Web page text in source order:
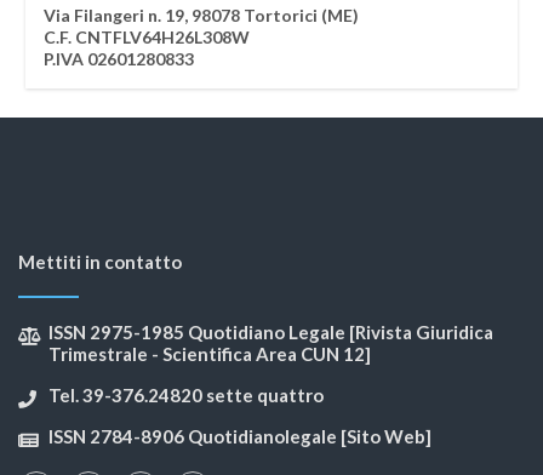
Via Filangeri n. 19, 98078 Tortorici (ME)
C.F. CNTFLV64H26L308W
P.IVA 02601280833
Mettiti in contatto
ISSN 2975-1985 Quotidiano Legale [Rivista Giuridica
Trimestrale - Scientifica Area CUN 12]
Tel. 39-376.24820 sette quattro
ISSN 2784-8906 Quotidianolegale [Sito Web]